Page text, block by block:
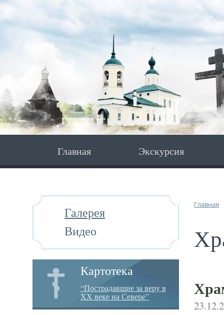
Главная Экскурсия
Галерея
Видео
Картотека
“Пострадавшие за веру в
XX веке на Севере”
Главная